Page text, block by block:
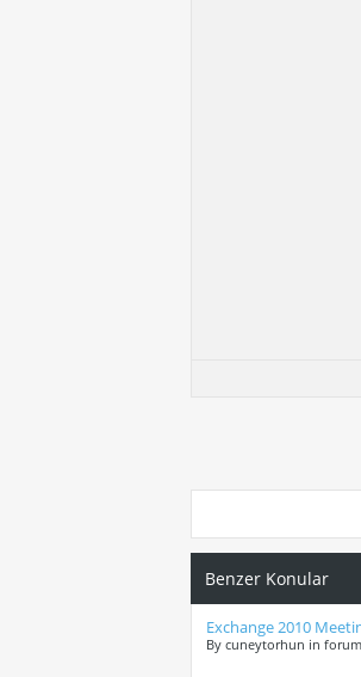
Benzer Konular
Exchange 2010
By cuneytorhun in